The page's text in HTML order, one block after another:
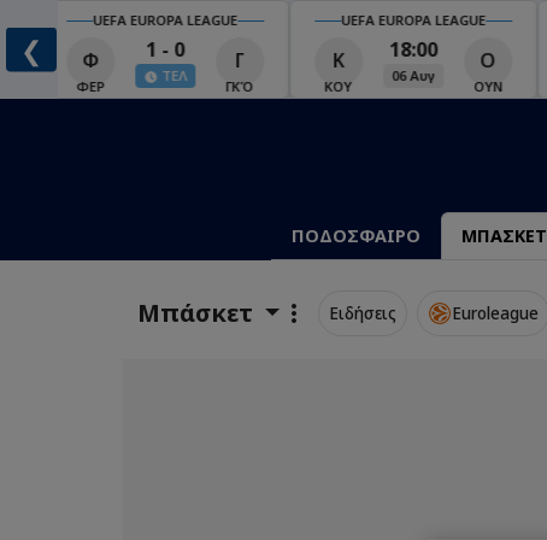
❮
UEFA EUROPA LEAGUE
ΦΕΡ
1 - 0
ΤΕΛ
ΓΚΌ
UEFA EUROPA LEAGUE
ΚΟΥ
18:00
06 Αυγ
ΟΥΝ
ΠΟΔΟΣΦΑΙΡΟ ΜΠΑΣΚΕΤ
Μπάσκετ Ειδήσεις Euroleague